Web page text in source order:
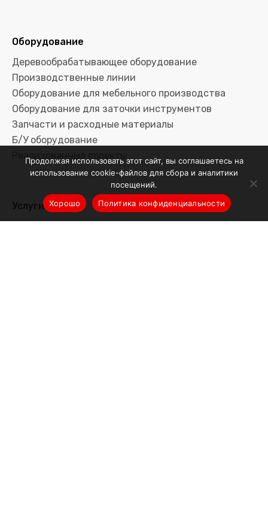
Оборудование
Деревообрабатывающее оборудование
Производственные линии
Оборудование для мебельного производства
Оборудование для заточки инструментов
Запчасти и расходные материалы
Б/У оборудование
Реализованные проекты
Услуги
Продолжая использовать этот сайт, вы соглашаетесь на
использование cookie-файлов для сбора и аналитики
посещений.
Хорошо
Политика конфиденциальности